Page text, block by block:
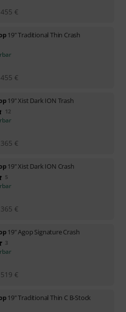
455 €
19" Traditional Thin Crash
455 €
19" Xist Dark ION Trash
12
365 €
19" Xist Dark ION Crash
5
365 €
19" Agop Signature Crash
3
519 €
19" Traditional Thin C B-Stock